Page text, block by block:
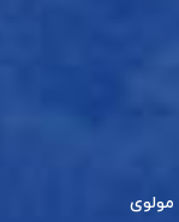
مولوی